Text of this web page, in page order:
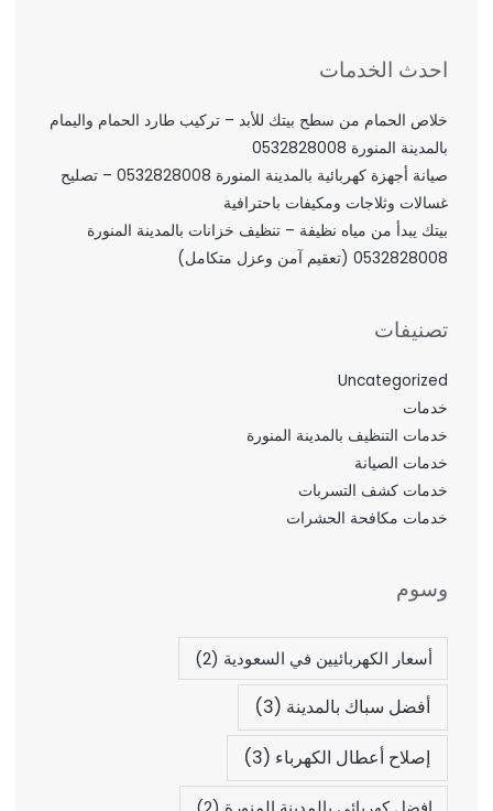
احدث الخدمات
خلاص الحمام من سطح بيتك للأبد – تركيب طارد الحمام واليمام
بالمدينة المنورة 0532828008
صيانة أجهزة كهربائية بالمدينة المنورة 0532828008 – تصليح
غسالات وثلاجات ومكيفات باحترافية
بيتك يبدأ من مياه نظيفة – تنظيف خزانات بالمدينة المنورة
0532828008 (تعقيم آمن وعزل متكامل)
تصنيفات
Uncategorized
خدمات
خدمات التنظيف بالمدينة المنورة
خدمات الصيانة
خدمات كشف التسربات
خدمات مكافحة الحشرات
وسوم
أسعار الكهربائيين في السعودية (2)
أفضل سباك بالمدينة (3)
إصلاح أعطال الكهرباء (3)